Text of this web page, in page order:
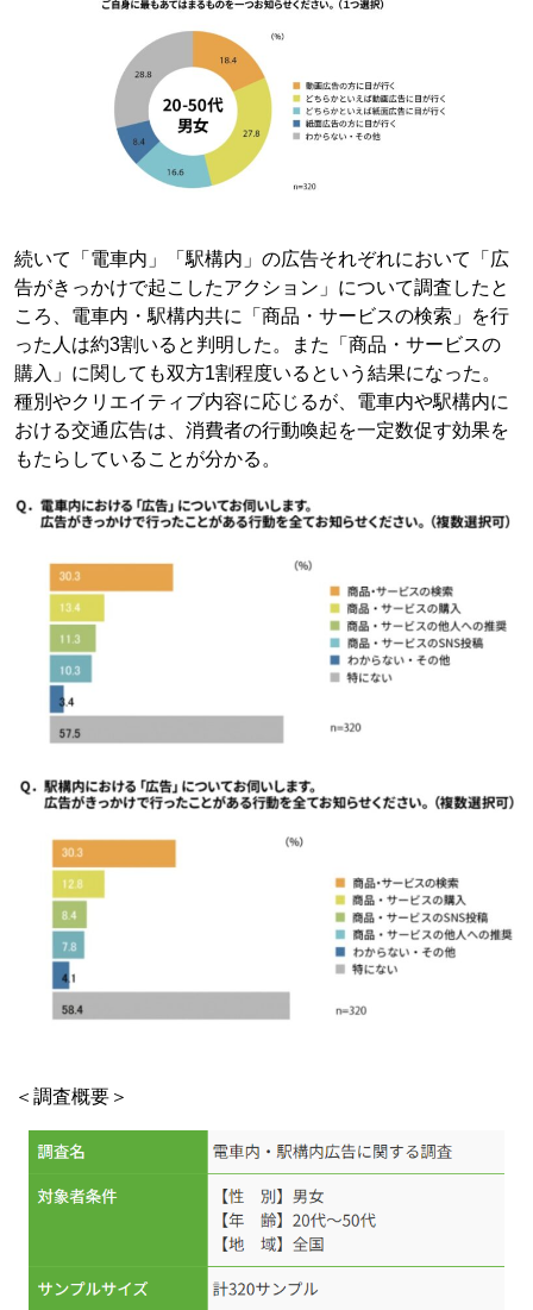
続いて「電車内」「駅構内」の広告それぞれにおいて「広
告がきっかけで起こしたアクション」について調査したと
ころ、電車内・駅構内共に「商品・サービスの検索」を行
った人は約3割いると判明した。また「商品・サービスの
購入」に関しても双方1割程度いるという結果になった。
種別やクリエイティブ内容に応じるが、電車内や駅構内に
おける交通広告は、消費者の行動喚起を一定数促す効果を
もたらしていることが分かる。
＜調査概要＞